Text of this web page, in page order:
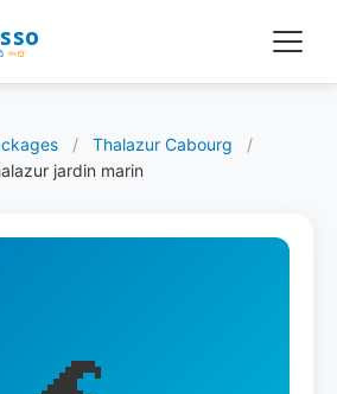
/ Thalazur Cabourg
/
jardin marin